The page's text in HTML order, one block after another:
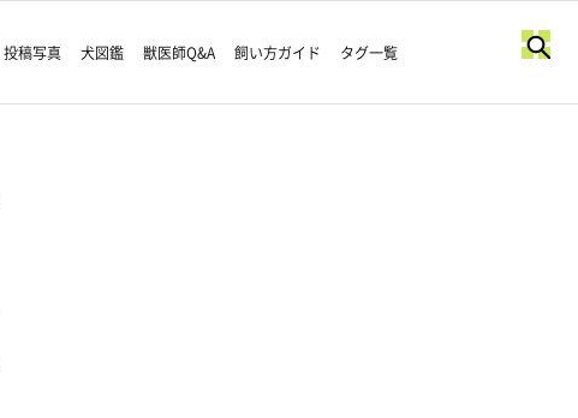
投稿写真 犬図鑑 獣医師Q&A 飼い方ガイド タグ一覧